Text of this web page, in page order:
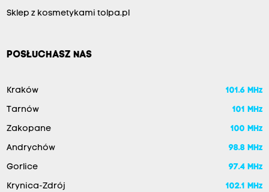
Sklep z kosmetykami tolpa.pl
POSŁUCHASZ NAS
Kraków 101.6 MHz
Tarnów 101 MHz
Zakopane 100 MHz
Andrychów 98.8 MHz
Gorlice 97.4 MHz
Krynica-Zdrój 102.1 MHz